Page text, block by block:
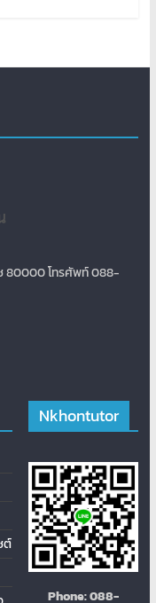
80000 โทรศัพท์ 088-
ต์
Nkhontutor
Phone:088-